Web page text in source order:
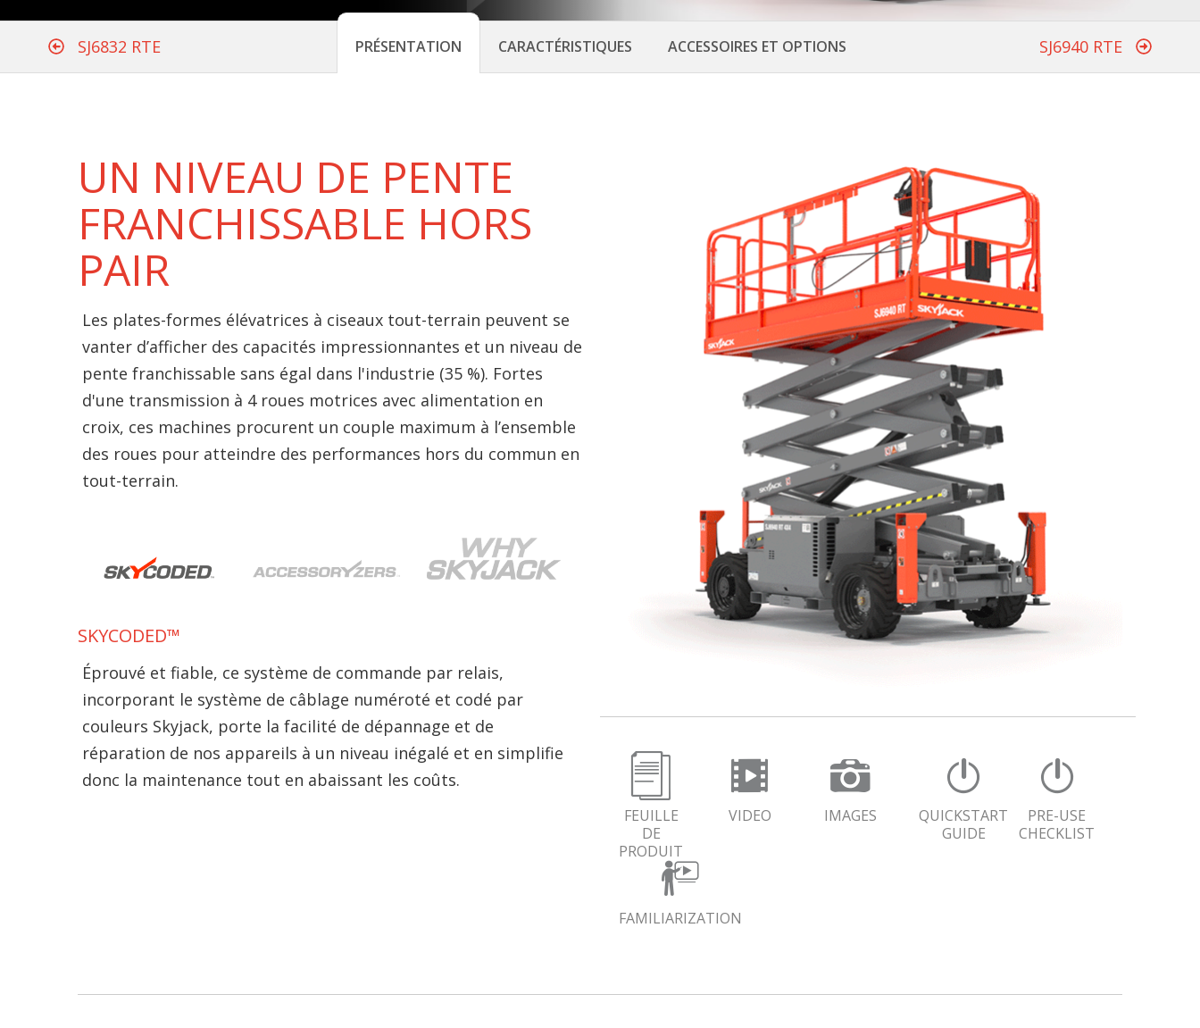
SJ6832 RTE PRÉSENTATION CARACTÉRISTIQUES ACCESSOIRES ET OPTIONS SJ6940 RTE
UN NIVEAU DE PENTE
FRANCHISSABLE HORS
PAIR
Les plates-formes élévatrices à ciseaux tout-terrain peuvent se
vanter d’afficher des capacités impressionnantes et un niveau de
pente franchissable sans égal dans l'industrie (35 %). Fortes
d'une transmission à 4 roues motrices avec alimentation en
croix, ces machines procurent un couple maximum à l’ensemble
des roues pour atteindre des performances hors du commun en
tout-terrain.
SKYCODED™
Éprouvé et fiable, ce système de commande par relais,
incorporant le système de câblage numéroté et codé par
couleurs Skyjack, porte la facilité de dépannage et de
réparation de nos appareils à un niveau inégalé et en simplifie
donc la maintenance tout en abaissant les coûts.
FEUILLE
DE
PRODUIT
VIDEO IMAGES
QUICKSTART
GUIDE
PRE-USE
CHECKLIST
FAMILIARIZATION